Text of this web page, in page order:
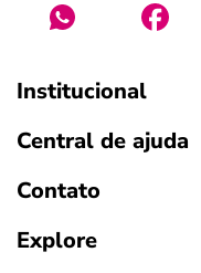
Institucional
Central de ajuda
Contato
Explore